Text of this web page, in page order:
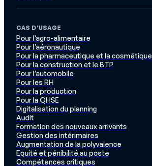
CAS D’USAGE
Pour l’agro-alimentaire
Pour l’aéronautique
Pour la pharmaceutique et la cosmétique
Pour la construction et le BTP
Pour l’automobile
Pour les RH
Pour la production
Pour la QHSE
Digitalisation du planning
Audit
Formation des nouveaux arrivants
Gestion des intérimaires
Augmentation de la polyvalence
Equité et pénibilité au poste
Compétences critiques